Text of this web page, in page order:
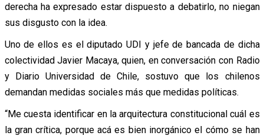
derecha ha expresado estar dispuesto a debatirlo, no niegan
sus disgusto con la idea.
Uno de ellos es el diputado UDI y jefe de bancada de dicha
colectividad Javier Macaya, quien, en conversación con Radio
y Diario Universidad de Chile, sostuvo que los chilenos
demandan medidas sociales más que medidas políticas.
“Me cuesta identificar en la arquitectura constitucional cuál es
la gran crítica, porque acá es bien inorgánico el cómo se han